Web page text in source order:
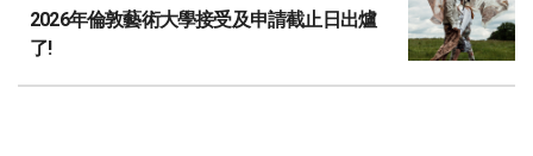
2026年倫敦藝術大學接受及申請截止日出爐
了!